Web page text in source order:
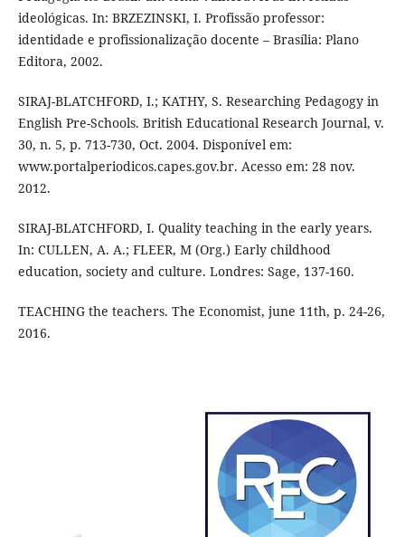
ideológicas. In: BRZEZINSKI, I. Profissão professor:
identidade e profissionalização docente – Brasília: Plano
Editora, 2002.
SIRAJ-BLATCHFORD, I.; KATHY, S. Researching Pedagogy in
English Pre-Schools. British Educational Research Journal, v.
30, n. 5, p. 713-730, Oct. 2004. Disponível em:
www.portalperiodicos.capes.gov.br. Acesso em: 28 nov.
2012.
SIRAJ-BLATCHFORD, I. Quality teaching in the early years.
In: CULLEN, A. A.; FLEER, M (Org.) Early childhood
education, society and culture. Londres: Sage, 137-160.
TEACHING the teachers. The Economist, june 11th, p. 24-26,
2016.